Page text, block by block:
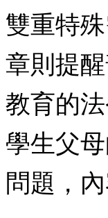
雙重特
章則提
教育的
學生父
問題，